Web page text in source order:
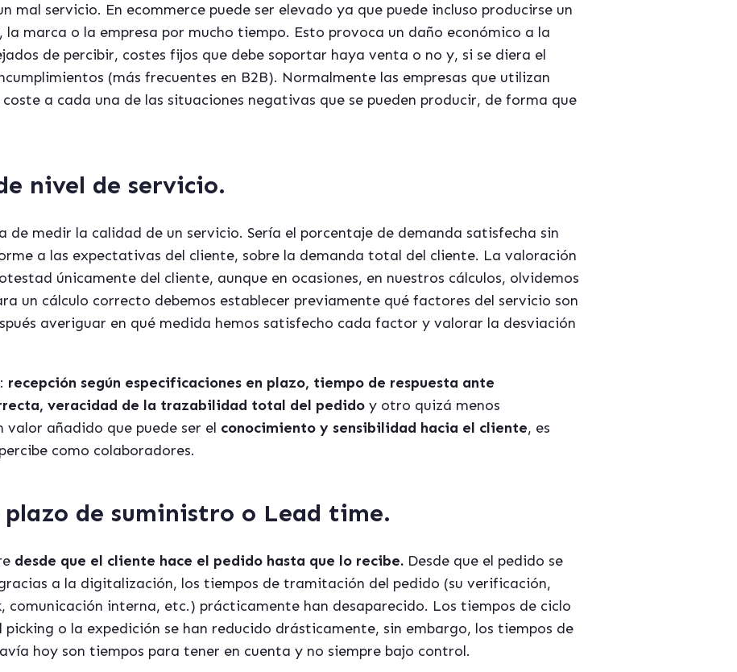
mal servicio. En ecommerce puede ser elevado ya que puede incluso producirse un
marca o la empresa por mucho tiempo. Esto provoca un daño económico a la
de percibir, costes fijos que debe soportar haya venta o no y, si se diera el
(más frecuentes en B2B). Normalmente las empresas que utilizan
a cada una de las situaciones negativas que se pueden producir, de forma que
nivel de servicio.
de medir la calidad de un servicio. Sería el porcentaje de demanda satisfecha sin
a las expectativas del cliente, sobre la demanda total del cliente. La valoración
únicamente del cliente, aunque en ocasiones, en nuestros cálculos, olvidemos
un cálculo correcto debemos establecer previamente qué factores del servicio son
averiguar en qué medida hemos satisfecho cada factor y valorar la desviación
recepción según especificaciones en plazo, tiempo de respuesta ante
veracidad de la trazabilidad total del pedidoy otro quizá menos
añadido que puede ser el conocimiento y sensibilidad hacia el cliente, es
como colaboradores.
de suministro o Lead time.
desde que el cliente hace el pedido hasta que lo recibe.Desde que el pedido se
a la digitalización, los tiempos de tramitación del pedido (su verificación,
comunicación interna, etc.) prácticamente han desaparecido. Los tiempos de ciclo
picking o la expedición se han reducido drásticamente, sin embargo, los tiempos de
hoy son tiempos para tener en cuenta y no siempre bajo control.